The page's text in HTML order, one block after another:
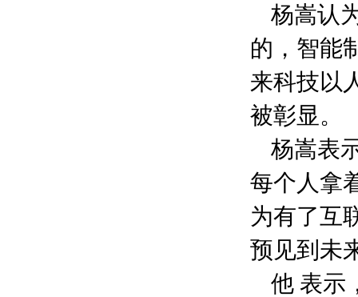
杨嵩认
的，智能
来科技以
被彰显。
杨嵩表
每个人拿
为有了互
预见到未
他 表示